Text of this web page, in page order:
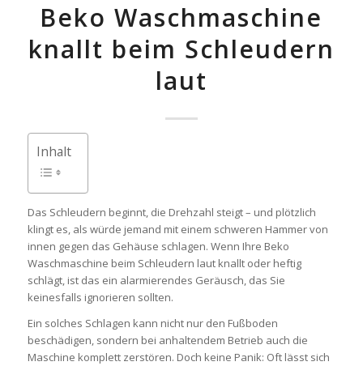
Beko Waschmaschine
knallt beim Schleudern
laut
Inhalt
Das Schleudern beginnt, die Drehzahl steigt – und plötzlich
klingt es, als würde jemand mit einem schweren Hammer von
innen gegen das Gehäuse schlagen. Wenn Ihre Beko
Waschmaschine beim Schleudern laut knallt oder heftig
schlägt, ist das ein alarmierendes Geräusch, das Sie
keinesfalls ignorieren sollten.
Ein solches Schlagen kann nicht nur den Fußboden
beschädigen, sondern bei anhaltendem Betrieb auch die
Maschine komplett zerstören. Doch keine Panik: Oft lässt sich